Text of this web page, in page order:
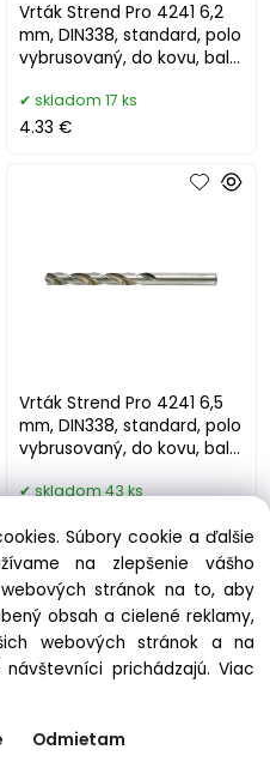
Vrták Strend Pro 4241 6,2
mm, DIN338, standard, polo
vybrusovaný, do kovu, bal.
skladom 17 ks
4.33 €
Vrták Strend Pro 4241 6,5
mm, DIN338, standard, polo
vybrusovaný, do kovu, bal.
skladom 43 ks
Súbory cookie a ďalšie
na zlepšenie vášho
stránok na to, aby
obsah a cielené reklamy,
webových stránok a na
prichádzajú.Viac
Odmietam